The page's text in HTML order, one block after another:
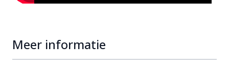
Meer informatie